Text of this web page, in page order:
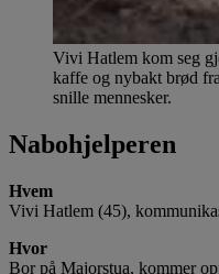
Vivi Hatlem kom seg
kaffe og nybakt brød
snille mennesker.
Nabohjelperen
Hvem
Vivi Hatlem (45),
Hvor
Bor på Majorstua, kommer